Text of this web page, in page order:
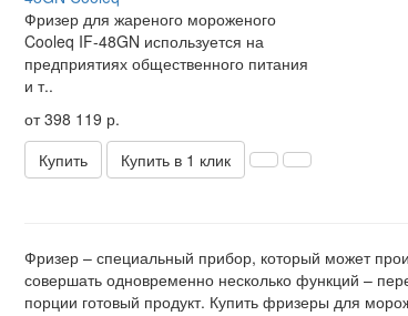
Фризер для жареного мороженого
Cooleq IF-48GN используется на
предприятиях общественного питания
и т..
от 398 119 р.
Купить
Купить в 1 клик
Фризер – специальный прибор, который может
совершать одновременно несколько функций –
порции готовый продукт. Купить фризеры для